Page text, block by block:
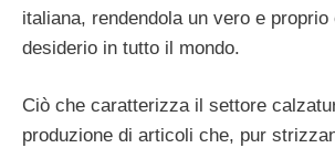
italiana, rendendola un vero e proprio
desiderio in tutto il mondo.
Ciò che caratterizza il settore
produzione di articoli che, pur